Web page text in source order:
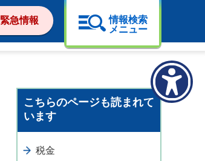
緊急情報
情報検索
メニュー
こちらのページも読まれて
います
税金